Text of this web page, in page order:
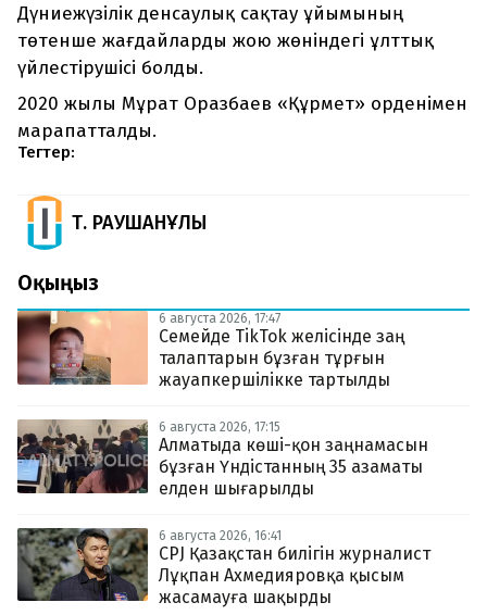
Дүниежүзілік денсаулық сақтау ұйымының
төтенше жағдайларды жою жөніндегі ұлттық
үйлестірушісі болды.
2020 жылы Мұрат Оразбаев «Құрмет» орденімен
марапатталды.
Тегтер:
Т. РАУШАНҰЛЫ
Оқыңыз
6 августа 2026, 17:47
Семейде TikTok желісінде заң
талаптарын бұзған тұрғын
жауапкершілікке тартылды
6 августа 2026, 17:15
Алматыда көші-қон заңнамасын
бұзған Үндістанның 35 азаматы
елден шығарылды
6 августа 2026, 16:41
CPJ Қазақстан билігін журналист
Лұқпан Ахмедияровқа қысым
жасамауға шақырды